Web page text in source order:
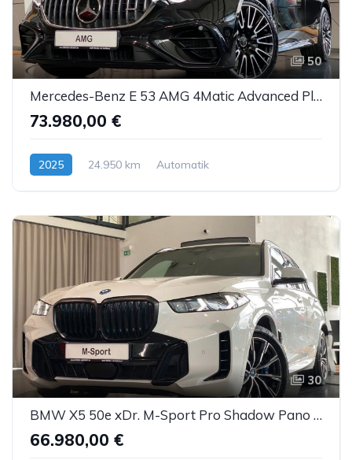
50
Mercedes-Benz E 53 AMG 4Matic Advanced Plus NightP DTR AHK 20"
73.980,00 €
2025 24.950 km
Automatik
30
BMW X5 50e xDr. M-Sport Pro Shadow Pano IconicGlow
66.980,00 €